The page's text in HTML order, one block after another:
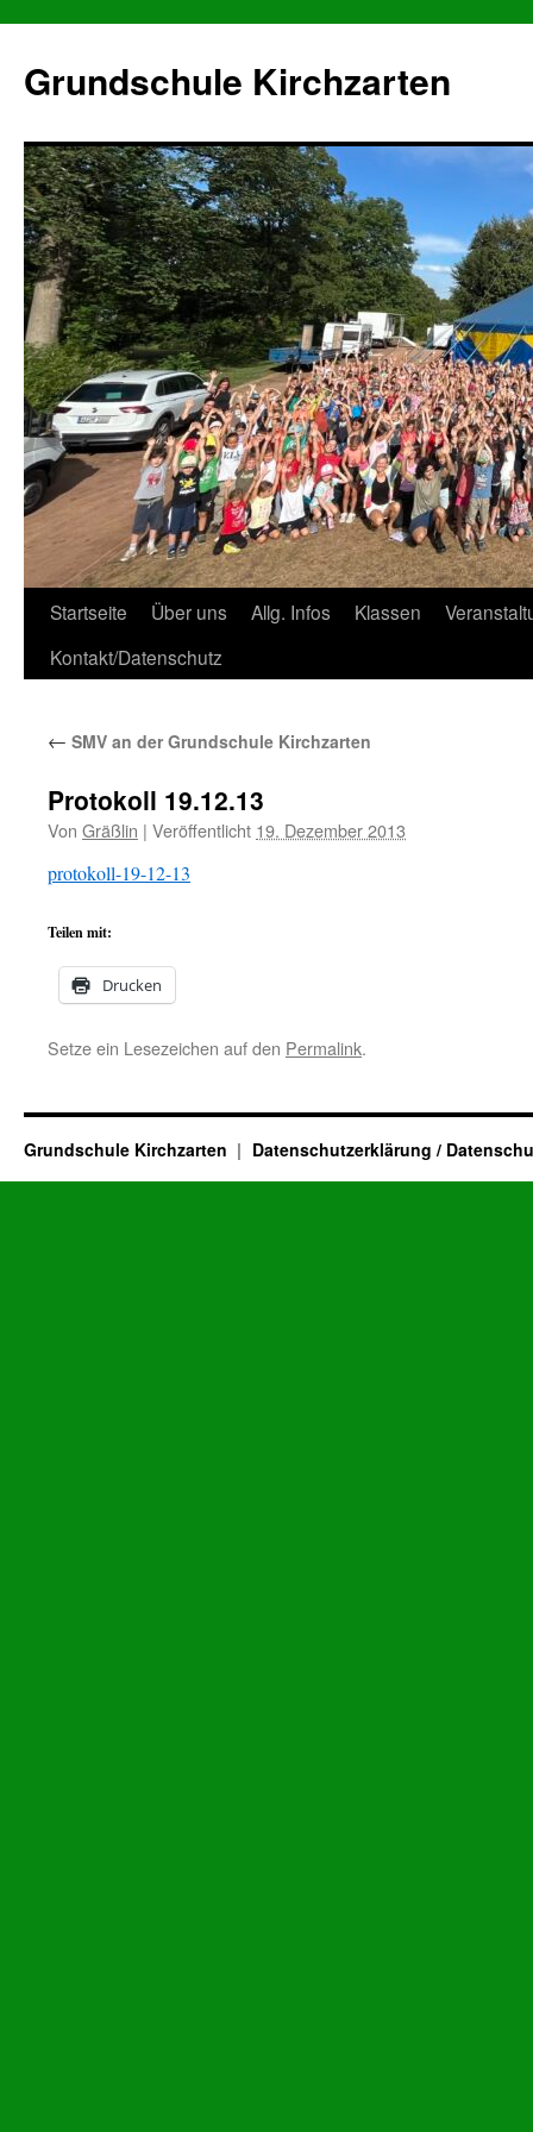
Grundschule Kirchzarten
Zum
Inhalt
Startseite Über uns Allg. Infos Klassen
Kontakt/Datenschutz
← SMV an der Grundschule Kirchzarten
Protokoll 19.12.13
Von Gräßlin | Veröffentlicht 19. Dezember 2013
protokoll-19-12-13
Teilen mit:
Drucken
Setze ein Lesezeichen auf den Permalink.
Grundschule Kirchzarten Datenschutzerklärung /